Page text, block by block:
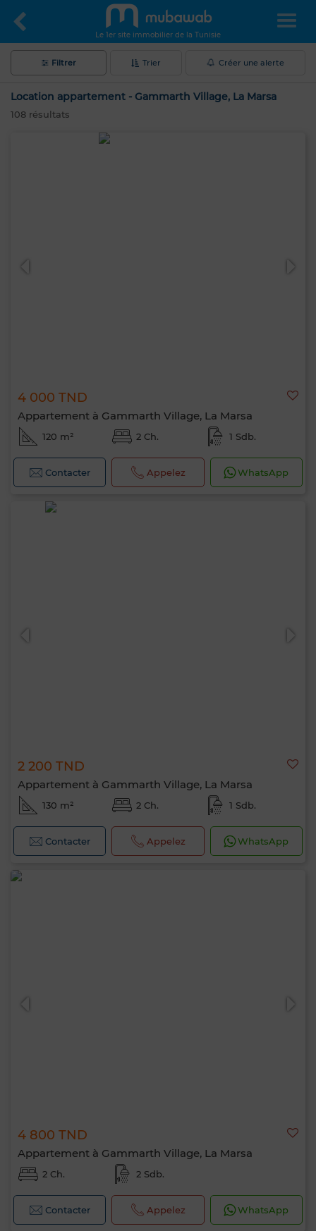
Le 1er site immobilier de la Tunisie
Filtrer Trier Créer une alerte
Location appartement - Gammarth Village, La Marsa
108 résultats
4 000 TND
Appartement à Gammarth Village, La Marsa
120 m² 2 Ch. 1 Sdb.
Contacter Appelez WhatsApp
2 200 TND
Appartement à Gammarth Village, La Marsa
130 m² 2 Ch. 1 Sdb.
Contacter Appelez WhatsApp
4 800 TND
Appartement à Gammarth Village, La Marsa
2 Ch. 2 Sdb.
Contacter Appelez WhatsApp